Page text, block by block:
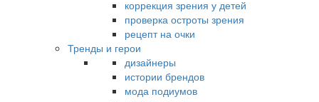
коррекция зрения у детей
проверка остроты зрения
рецепт на очки
Тренды и герои
дизайнеры
истории брендов
мода подиумов